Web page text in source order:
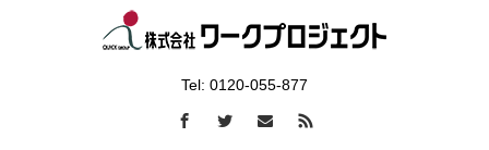
Tel: 0120-055-877